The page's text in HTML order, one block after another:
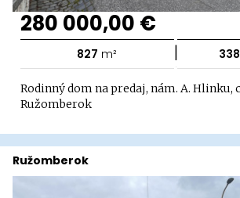
280 000,00 €
827 m² |
Rodinný dom na predaj, nám. A. Hlinku,
Ružomberok
Ružomberok